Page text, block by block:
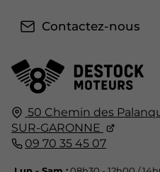
50 Chemin des
SUR-GARONNE
09 70 35 45 07
Contactez-nous